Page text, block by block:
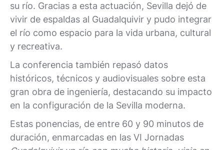
su río. Gracias a esta actuación, Sevilla dejó de
vivir de espaldas al Guadalquivir y pudo integrar
el río como espacio para la vida urbana, cultural
y recreativa.
La conferencia también repasó datos
históricos, técnicos y audiovisuales sobre esta
gran obra de ingeniería, destacando su impacto
en la configuración de la Sevilla moderna.
Estas ponencias, de entre 60 y 90 minutos de
duración, enmarcadas en las VI Jornadas